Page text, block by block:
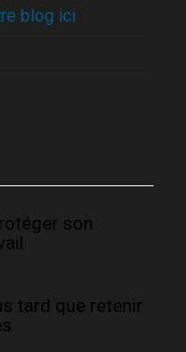
blog ici
son
tard que retenir